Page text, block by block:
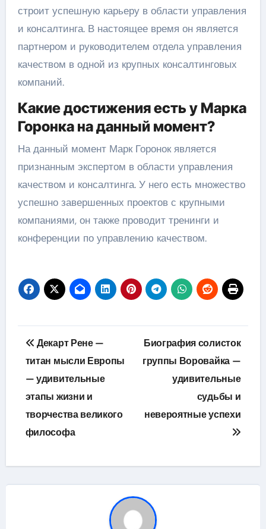
строит успешную карьеру в области управления
и консалтинга. В настоящее время он является
партнером и руководителем отдела управления
качеством в одной из крупных консалтинговых
компаний.
Какие достижения есть у Марка
Горонка на данный момент?
На данный момент Марк Горонок является
признанным экспертом в области управления
качеством и консалтинга. У него есть множество
успешно завершенных проектов с крупными
компаниями, он также проводит тренинги и
конференции по управлению качеством.
Навигация
по
записям
Декарт Рене —
титан мысли Европы
— удивительные
этапы жизни и
творчества великого
философа
Биография солисток
группы Воровайка —
удивительные
судьбы и
невероятные успехи